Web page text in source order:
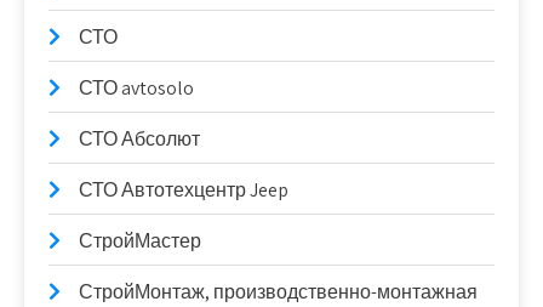
СТО
СТО avtosolo
СТО Абсолют
СТО Автотехцентр Jeep
СтройМастер
СтройМонтаж, производственно-монтажная